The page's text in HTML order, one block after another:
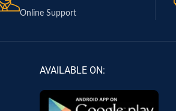
Online Support
AVAILABLE ON: